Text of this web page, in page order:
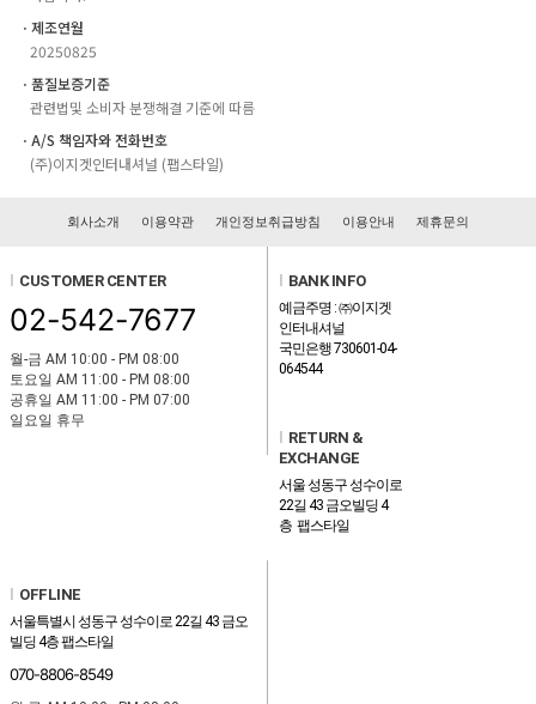
ㆍ제조연월
20250825
ㆍ품질보증기준
관련법및 소비자 분쟁해결 기준에 따름
ㆍA/S 책임자와 전화번호
(주)이지겟인터내셔널 (팹스타일)
회사소개 이용약관 개인정보취급방침 이용안내 제휴문의
l CUSTOMER CENTER
02-542-7677
월-금 AM 10:00 - PM 08:00
토요일 AM 11:00 - PM 08:00
공휴일 AM 11:00 - PM 07:00
일요일 휴무
l BANK INFO
예금주명 : ㈜이지겟
인터내셔널
국민은행 730601-04-
064544
l RETURN &
EXCHANGE
서울 성동구 성수이로
22길 43 금오빌딩 4
층 팹스타일
l OFFLINE
서울특별시 성동구 성수이로 22길 43 금오
빌딩 4층 팹스타일
070-8806-8549